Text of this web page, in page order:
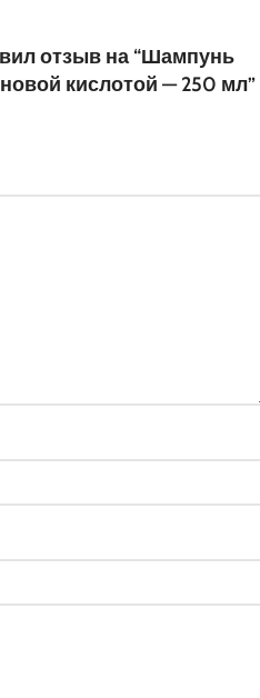
отзыв на “Шампунь
кислотой — 250 мл”